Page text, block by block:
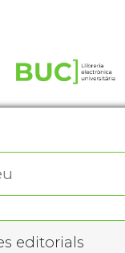
editorials